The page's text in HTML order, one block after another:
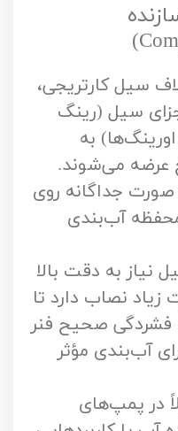
سیل کارتریجی،
سیل (رینگ
به
عرضه می‌شوند.
صورت جداگانه روی
آب‌بندی
به دقت بالا
زیاد نصاب دارد تا
فشردگی صحیح فنر
آب‌بندی مؤثر
در پمپ‌های